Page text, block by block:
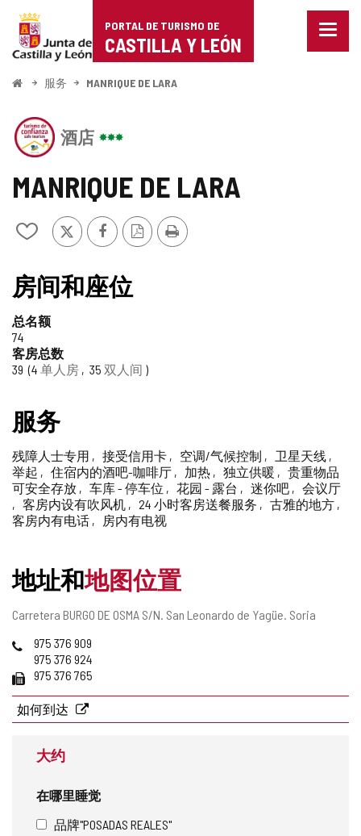
Portal
de
Turismo
de
Castilla
León
PORTAL DE TURISMO DE
CASTILLA Y LEÓN
菜
开
服务 MANRIQUE DE LARA
MANRIQUE DE LARA
从
笔
记
中
加/
删
推
特
FacebookPDF
版
打
印
酒店
值
得
信
赖
旅
游
印
章
机
有
CASTILLA
Y
LEÓN
信
托
房间和座位
总名额
74
客房总数
39 4 单人房 35 双人间
服务
残障人士专用 接受信用卡 空调/气候控制
卫星天线
举起
住宿内的酒吧-咖啡厅 加热 独立供暖
贵重物品
可安全存放
车库 - 停车位 花园 - 露台 迷你吧
会议厅
客房内设有吹风机
24 小时客房送餐服务
古雅的地方
客房内有电话
房内有电视
地址和地图位置
邮
地
Carretera BURGO DE OSMA S/N. San Leonardo de Yagüe. Soria
电
975 376 909
975 376 924
传
真
975 376 765
如何到达
大约
在哪里睡觉
品牌"POSADAS REALES"